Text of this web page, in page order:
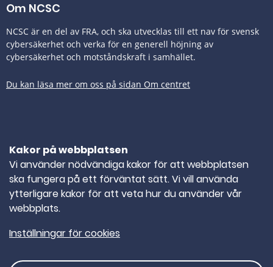
Om NCSC
NCSC är en del av FRA, och ska utvecklas till ett nav för svensk
cybersäkerhet och verka för en generell höjning av
cybersäkerhet och motståndskraft i samhället.
Du kan läsa mer om oss på sidan Om centret
Kontakta oss
TELEFONNUMMER
010-382 80 00
E-POST
Kakor på webbplatsen
Vi använder nödvändiga kakor för att webbplatsen
ska fungera på ett förväntat sätt. Vi vill använda
ytterligare kakor för att veta hur du använder vår
webbplats.
Inställningar för cookies